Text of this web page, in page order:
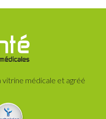
vitrine médicale et agréé